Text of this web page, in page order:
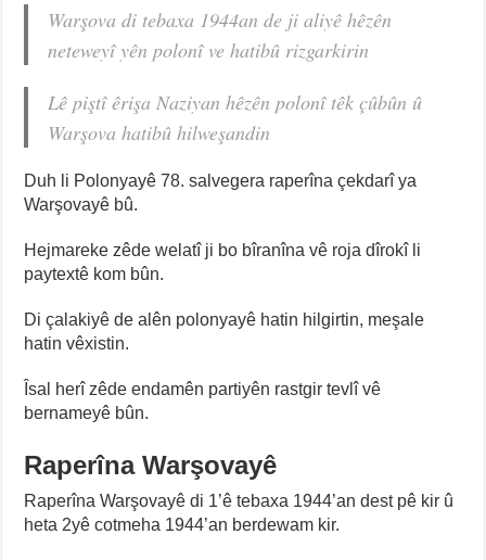
Warşova di tebaxa 1944an de ji aliyê hêzên
neteweyî yên polonî ve hatibû rizgarkirin
Lê piştî êrişa Naziyan hêzên polonî têk çûbûn û
Warşova hatibû hilweşandin
Duh li Polonyayê 78. salvegera raperîna çekdarî ya
Warşovayê bû.
Hejmareke zêde welatî ji bo bîranîna vê roja dîrokî li
paytextê kom bûn.
Di çalakiyê de alên polonyayê hatin hilgirtin, meşale
hatin vêxistin.
Îsal herî zêde endamên partiyên rastgir tevlî vê
bernameyê bûn.
Raperîna Warşovayê
Raperîna Warşovayê di 1’ê tebaxa 1944’an dest pê kir û
heta 2yê cotmeha 1944’an berdewam kir.